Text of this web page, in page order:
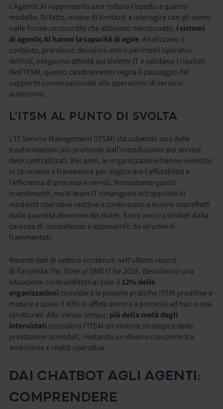
L’Agentic AI rappresenta una rottura rispetto a questo
modello. Di fatto, invece di limitarsi a interagire con gli utenti
nelle forme circoscritte che abbiamo menzionato, i sistemi
di agentic AI hanno la capacità di agire. Analizzano il
contesto, prendono decisioni entro perimetri operativi
definiti, eseguono attività sui sistemi IT e validano i risultati.
Nell’ITSM, questo cambiamento segna il passaggio dal
supporto conversazionale alle operazioni di servizio
autonome.
L’ITSM AL PUNTO DI SVOLTA
L’IT Service Management (ITSM) sta subendo una delle
trasformazioni più profonde dall’introduzione dei service
desk centralizzati. Per anni, le organizzazioni hanno investito
in strumenti e framework per migliorare l’affidabilità e
l’efficienza di processi e servizi. Nonostante questi
investimenti, molti team IT rimangono intrappolati in
modalità operative reattive e continuano a essere sopraffatti
dalla quantità abnorme dei ticket. Sono ancora limitati dalla
carenza di competenze e appesantiti da strumenti
frammentati.
Recenti dati di settore contenuti nell’ultimo report
di EasyVista The State of SMB IT for 2026, descrivono una
situazione contraddittoria: solo il 12% delle
organizzazioniconsidera le proprie pratiche ITSM proattive e
mature e quasi il 40% si affida ancora a processi ad hoc o mal
strutturati. Allo stesso tempo, più della metà degli
intervistaticonsidera l’ITSM un motore strategico delle
prestazioni aziendali, rivelando un divario crescente tra
ambizione e realtà operativa.
DAI CHATBOT AGLI AGENTI:
COMPRENDERE